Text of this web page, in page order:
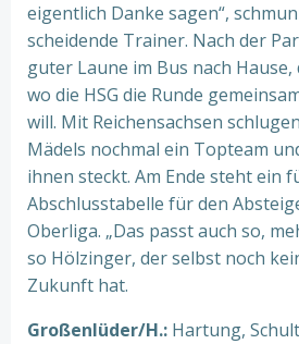
eigentlich Danke sagen“,
scheidende Trainer. Nach der
guter Laune im Bus nach
wo die HSG die Runde
will. Mit Reichensachsen
Mädels nochmal ein Topteam
ihnen steckt. Am Ende steht ein
Abschlusstabelle für den
Oberliga. „Das passt auch so,
so Hölzinger, der selbst noch
Zukunft hat.
Großenlüder/H.: Hartung,